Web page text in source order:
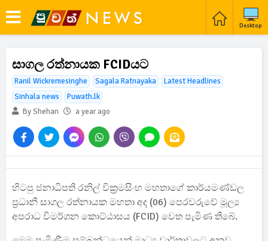
Desktop
සාගල රත්නායක FCIDයට
Ranil Wickremesinghe Sagala Ratnayaka
Latest Headlines
Sinhala news
Puwath.lk
By Shehan
a year ago
හිටපු ජනාධිපති රනිල් වික්‍රමසිංහ මහතාගේ කාර්යමණ්ඩල
ප්‍රධානී සාගල රත්නායක මහතා අද (06) පෙරවරුවේ මූල්‍ය
අපරාධ විමර්ශන කොට්ඨාසය (FCID) වෙත පැමිණ තිබේ.